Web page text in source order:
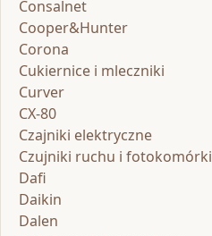
Consalnet
Cooper&Hunter
Corona
Cukiernice i mleczniki
Curver
CX-80
Czajniki elektryczne
Czujniki ruchu i fotokomórki
Dafi
Daikin
Dalen